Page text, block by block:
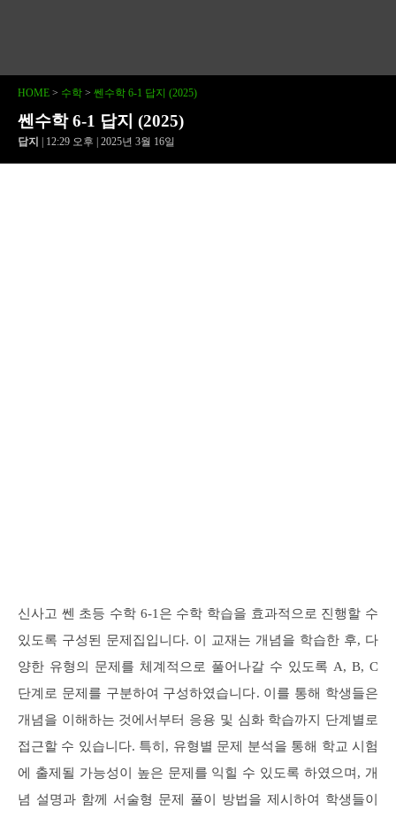
HOME > 수학 > 쎈수학 6-1 답지 (2025)
쎈수학 6-1 답지 (2025)
답지 | 12:29 오후 | 2025년 3월 16일
신사고 쎈 초등 수학 6-1은 수학 학습을 효과적으로 진행할 수
있도록 구성된 문제집입니다. 이 교재는 개념을 학습한 후, 다
양한 유형의 문제를 체계적으로 풀어나갈 수 있도록 A, B, C
단계로 문제를 구분하여 구성하였습니다. 이를 통해 학생들은
개념을 이해하는 것에서부터 응용 및 심화 학습까지 단계별로
접근할 수 있습니다. 특히, 유형별 문제 분석을 통해 학교 시험
에 출제될 가능성이 높은 문제를 익힐 수 있도록 하였으며, 개
념 설명과 함께 서술형 문제 풀이 방법을 제시하여 학생들이